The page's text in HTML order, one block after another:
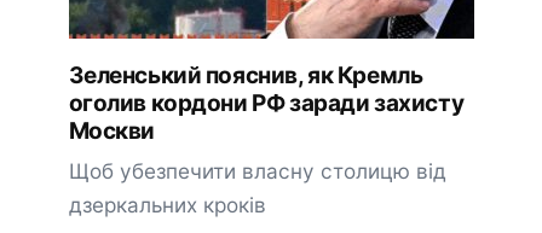
Зеленський пояснив, як Кремль
оголив кордони РФ заради захисту
Москви
Щоб убезпечити власну столицю від
дзеркальних кроків